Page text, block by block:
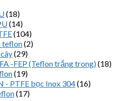
(18)
(14)
(104)
teflon(2)
(29)
-FEP (Teflon trắng trong)(18)
(19)
- PTFE bọc Inox 304(16)
(17)